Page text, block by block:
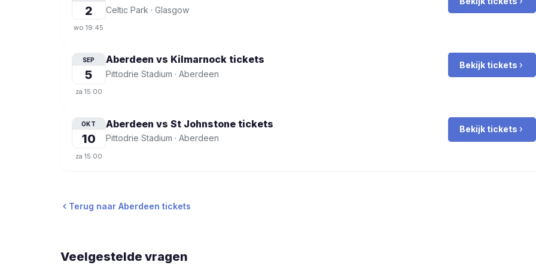
2
wo 19:45
Celtic Park · Glasgow
SEP
5
za 15:00
Aberdeen vs Kilmarnocktickets
Pittodrie Stadium · Aberdeen
Bekijk tickets
OKT
10
za 15:00
Aberdeen vs St Johnstonetickets
Pittodrie Stadium · Aberdeen
Bekijk tickets
Terug naar Aberdeen tickets
Veelgestelde vragen